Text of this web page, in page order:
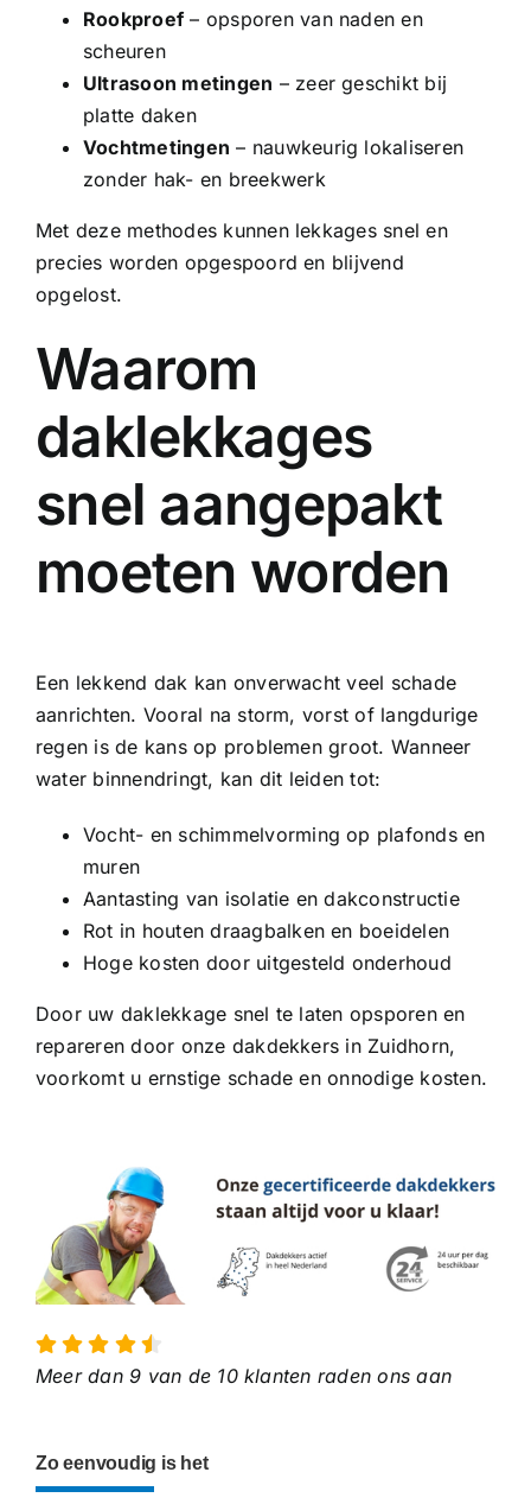
Rookproef– opsporen van naden en
scheuren
Ultrasoon metingen – zeer geschikt bij
platte daken
Vochtmetingen – nauwkeurig lokaliseren
zonder hak- en breekwerk
Met deze methodes kunnen lekkages snel en
precies worden opgespoord en blijvend
opgelost.
Waarom
daklekkages
snel aangepakt
moeten worden
Een lekkend dak kan onverwacht veel schade
aanrichten. Vooral na storm, vorst of langdurige
regen is de kans op problemen groot. Wanneer
water binnendringt, kan dit leiden tot:
Vocht- en schimmelvorming op plafonds en
muren
Aantasting van isolatie en dakconstructie
Rot in houten draagbalken en boeidelen
Hoge kosten door uitgesteld onderhoud
Door uw daklekkage snel te laten opsporen en
repareren door onze dakdekkers in Zuidhorn,
voorkomt u ernstige schade en onnodige kosten.
Meer dan 9 van de 10 klanten raden ons aan
Zo eenvoudig is het